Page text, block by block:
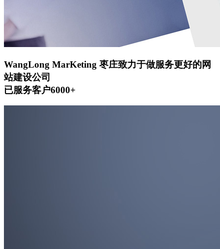
WangLong MarKeting 枣庄致力于做服务更好的网
站建设公司
已服务客户6000+